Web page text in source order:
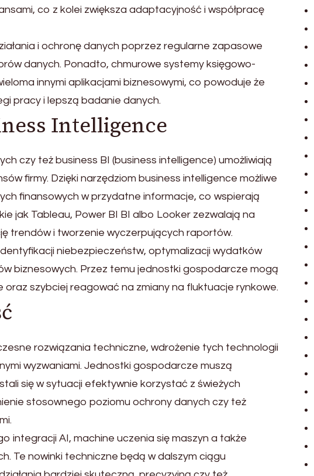
co z kolei zwiększa adaptacyjność i współpracę
i ochronę danych poprzez regularne zapasowe
danych. Ponadto, chmurowe systemy księgowo-
innymi aplikacjami biznesowymi, co powoduje że
pracy i lepszą badanie danych.
Intelligence
czy też business BI (business intelligence) umożliwiają
firmy. Dzięki narzędziom business intelligence możliwe
finansowych w przydatne informacje, co wspierają
jak Tableau, Power BI BI albo Looker zezwalają na
trendów i tworzenie wyczerpujących raportów.
niebezpieczeństw, optymalizacji wydatków
biznesowych. Przez temu jednostki gospodarcze mogą
szybciej reagować na zmiany na fluktuacje rynkowe.
rozwiązania techniczne, wdrożenie tych technologii
wyzwaniami. Jednostki gospodarcze muszą
się w sytuacji efektywnie korzystać z świeżych
stosownego poziomu ochrony danych czy też
integracji AI, machine uczenia się maszyn a także
Te nowinki techniczne będą w dalszym ciągu